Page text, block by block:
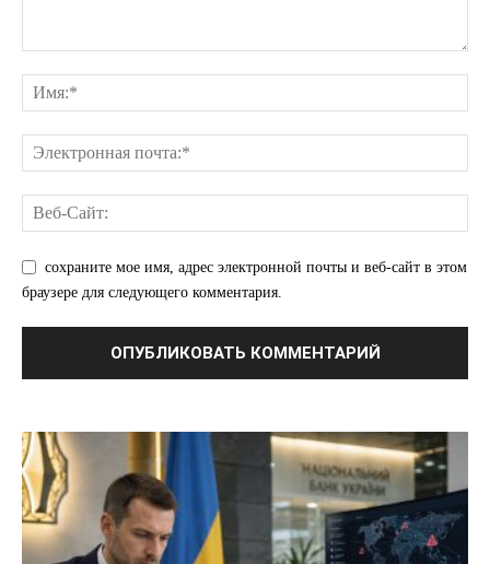
О нас
Связаться с нами
Политика конфиденциальности
Подписка
Контакты
сохраните мое имя, адрес электронной почты и веб-сайт в этом
браузере для следующего комментария.